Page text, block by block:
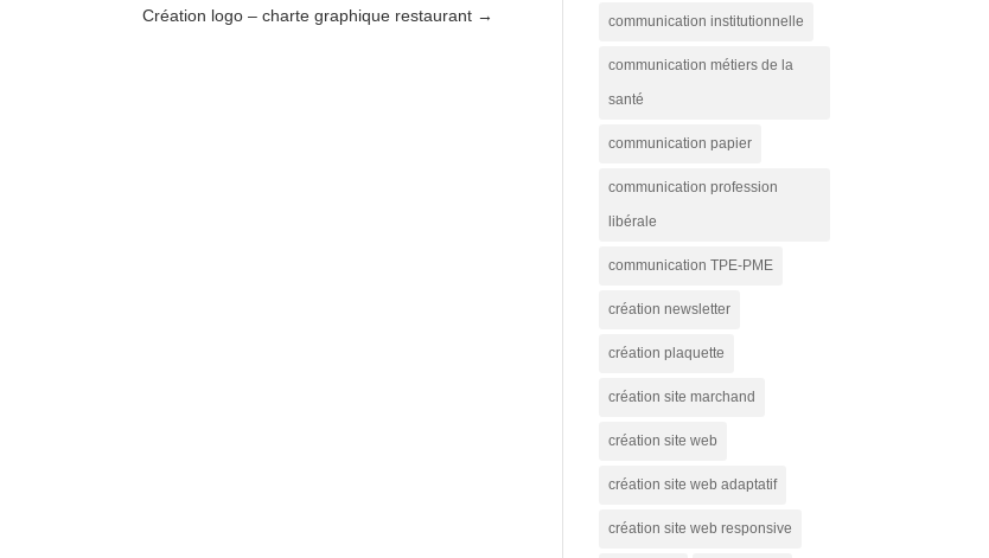
Création logo – charte graphique restaurant → communication institutionnelle
communication métiers de la
santé
communication papier
communication profession
libérale
communication TPE-PME
création newsletter
création plaquette
création site marchand
création site web
création site web adaptatif
création site web responsive